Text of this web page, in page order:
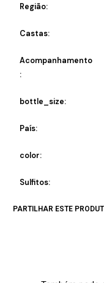
Região:
Castas:
Acompanhamento
:
bottle_size:
País:
color:
Sulfitos:
PARTILHAR ESTE